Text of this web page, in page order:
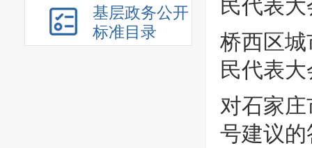
基层政务公开
标准目录
民代表
桥西区
民代表
对石家
号建议的